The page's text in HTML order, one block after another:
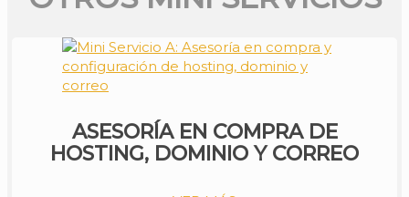
ASESORÍA EN COMPRA DE
HOSTING, DOMINIO Y CORREO